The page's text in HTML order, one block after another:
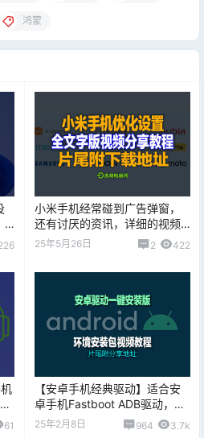
鸿蒙
小米手机经常碰到广告弹窗，
还有讨厌的资讯，详细的视频
设置方法，片尾附设置文档下
25年5月26日 2 422
61
【安卓手机经典驱动】适合安
卓手机Fastboot ADB驱动，内
含缺失环境安装包和教程，片
25年2月8日 964 3.7k